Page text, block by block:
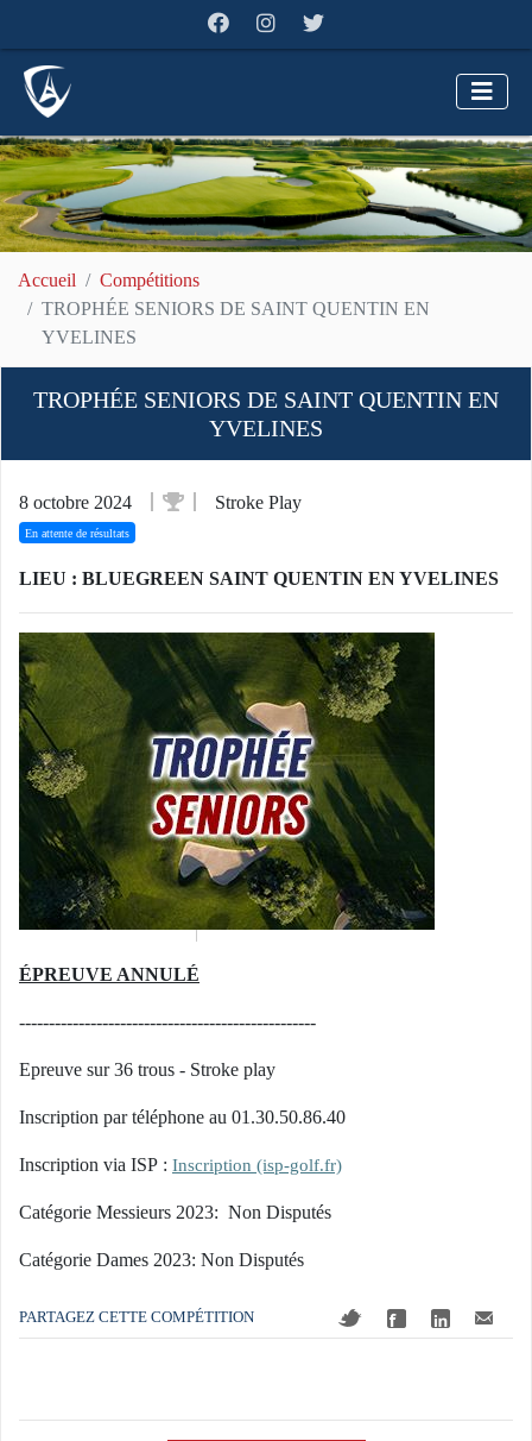
Accueil
Compétitions
TROPHÉE SENIORS DE SAINT QUENTIN EN
YVELINES
TROPHÉE SENIORS DE SAINT QUENTIN EN
YVELINES
8 octobre 2024 Stroke Play
En attente de résultats
LIEU : BLUEGREEN SAINT QUENTIN EN YVELINES
ÉPREUVE ANNULÉ
--------------------------------------------------
Epreuve sur 36 trous - Stroke play
Inscription par téléphone au 01.30.50.86.40
Inscription via ISP : Inscription (isp-golf.fr)
Catégorie Messieurs 2023: Non Disputés
Catégorie Dames 2023: Non Disputés
PARTAGEZ CETTE COMPÉTITION